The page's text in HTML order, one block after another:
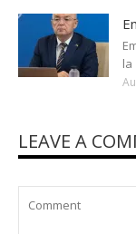
la
LEAVE A